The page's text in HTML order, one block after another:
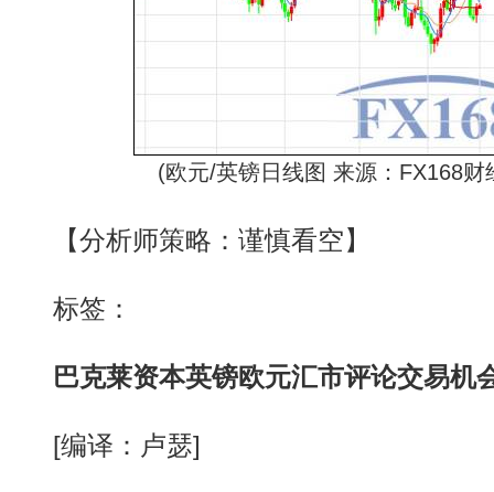
(欧元/英镑日线图 来源：FX168财
【分析师策略：谨慎看空】
标签：
巴克莱资本英镑欧元汇市评论交易机
[编译：卢瑟]